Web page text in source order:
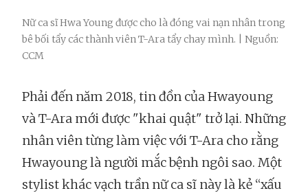
Nữ ca sĩ Hwa Young được cho là đóng vai nạn nhân trong
bê bối tẩy các thành viên T-Ara tẩy chay mình. | Nguồn:
CCM
Phải đến năm 2018, tin đồn của Hwayoung
và T-Ara mới được "khai quật" trở lại. Những
nhân viên từng làm việc với T-Ara cho rằng
Hwayoung là người mắc bệnh ngôi sao. Một
stylist khác vạch trần nữ ca sĩ này là kẻ “xấu